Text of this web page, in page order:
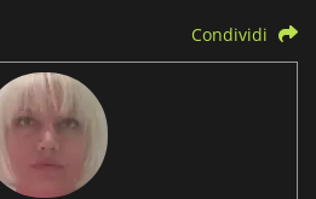
Condividi